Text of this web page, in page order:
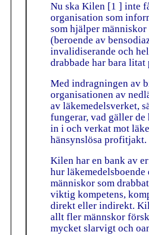
Nu ska Kilen [1 ] inte
organisation som
som hjälper
(beroende av
invalidiserande och
drabbade har bara litat
Med indragningen av
organisationen av
av läkemedelsverket,
fungerar, vad gäller de
in i och verkat mot
hänsynslösa profitjakt.
Kilen har en bank av
hur
människor som
viktig kompetens,
direkt eller indirekt.
allt fler männskor
mycket slarvigt och